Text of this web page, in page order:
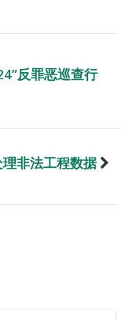
反罪恶巡查行
非法工程数据